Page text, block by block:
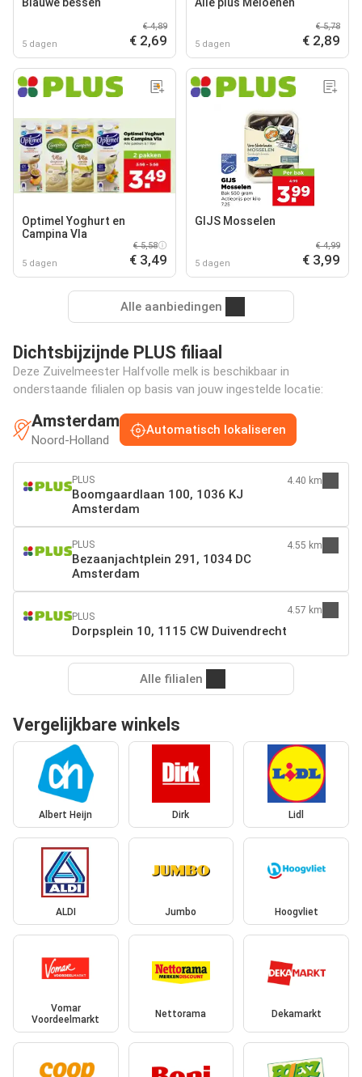
5 dagen
€ 4,89
€ 2,69 5 dagen
€ 5,78
€ 2,89
Optimel Yoghurt en
Campina Vla
5 dagen
€ 5,58
€ 3,49
GIJS Mosselen
5 dagen
€ 4,99
€ 3,99
Alle aanbiedingen
Dichtsbijzijnde PLUS filiaal
Deze Zuivelmeester Halfvolle melk is beschikbaar in
onderstaande filialen op basis van jouw ingestelde locatie:
Amsterdam
Noord-Holland
Automatisch lokaliseren
PLUS
Boomgaardlaan 100, 1036 KJ
Amsterdam
4.40 km
PLUS
Bezaanjachtplein 291, 1034 DC
Amsterdam
4.55 km
PLUS
Dorpsplein 10, 1115 CW Duivendrecht
4.57 km
Alle filialen
Vergelijkbare winkels
Albert Heijn Dirk Lidl
ALDI Jumbo Hoogvliet
Vomar
Voordeelmarkt
Nettorama Dekamarkt